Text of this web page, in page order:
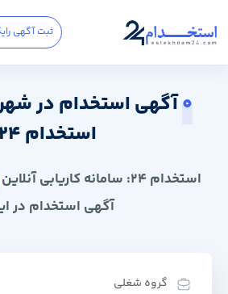
ثبت آگهی
0آگهی استخدام در
استخدام 24
استخدام 24: سامانه کاریابی آنلاین
آگهی استخدام در
گروه شغلی